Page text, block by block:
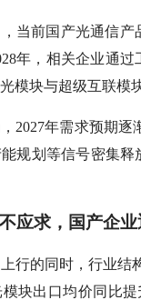
当前国产光通信
年，相关企业通
模块与超级互联模
2027年需求预期
规划等信号密集
应求，国产企
行的同时，行业结
块出口均价同比提